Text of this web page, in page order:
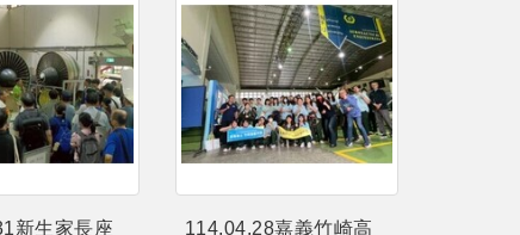
新生家長座
114.04.28嘉義竹崎高